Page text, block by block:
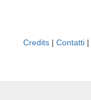
Credits | Contatti |